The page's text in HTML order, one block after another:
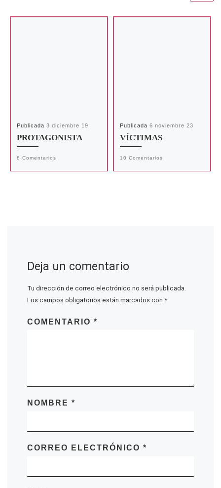
Publicada3 diciembre 19
PROTAGONISTA
8 Comentarios
Publicada6 noviembre 23
VÍCTIMAS
10 Comentarios
Deja un comentario
Tu dirección de correo electrónico no será publicada.
Los campos obligatorios están marcados con *
COMENTARIO *
NOMBRE *
CORREO ELECTRÓNICO *